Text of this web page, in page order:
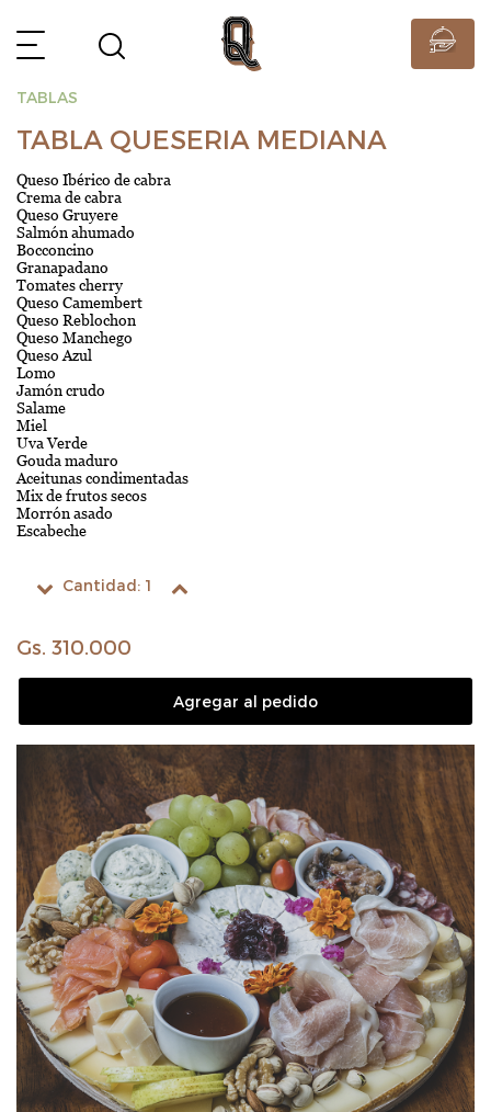
TABLAS
TABLA QUESERIA MEDIANA
Queso Ibérico de cabra
Crema de cabra
Queso Gruyere
Salmón ahumado
Bocconcino
Granapadano
Tomates cherry
Queso Camembert
Queso Reblochon
Queso Manchego
Queso Azul
Lomo
Jamón crudo
Salame
Miel
Uva Verde
Gouda maduro
Aceitunas condimentadas
Mix de frutos secos
Morrón asado
Escabeche
Cantidad: 1
Gs. 310.000
Agregar al pedido